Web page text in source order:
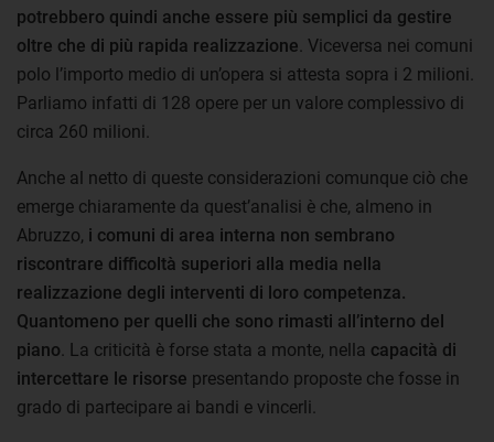
potrebbero quindi anche essere più semplici da gestire
oltre che di più rapida realizzazione. Viceversa nei comuni
polo l’importo medio di un’opera si attesta sopra i 2 milioni.
Parliamo infatti di 128 opere per un valore complessivo di
circa 260 milioni.
Anche al netto di queste considerazioni comunque ciò che
emerge chiaramente da quest’analisi è che, almeno in
Abruzzo, i comuni di area interna non sembrano
riscontrare difficoltà superiori alla media nella
realizzazione degli interventi di loro competenza.
Quantomeno per quelli che sono rimasti all’interno del
piano. La criticità è forse stata a monte, nella capacità di
intercettare le risorse presentando proposte che fosse in
grado di partecipare ai bandi e vincerli.